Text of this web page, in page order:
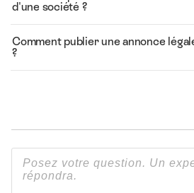
d'une société ?
Comment publier une annonce
?